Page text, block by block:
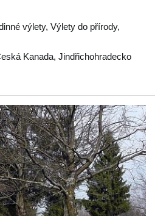
výlety, Výlety do přírody,
Kanada, Jindřichohradecko